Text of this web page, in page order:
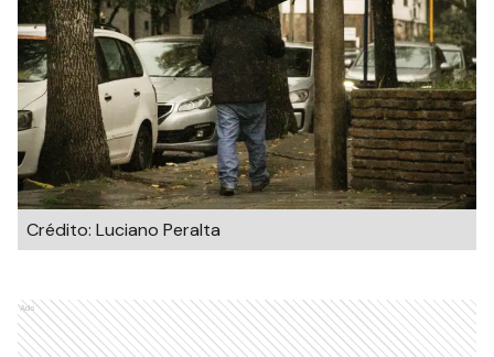
Crédito: Luciano Peralta
Ads